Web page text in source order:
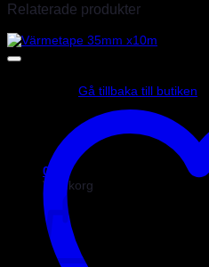
Gå tillbaka till butiken
0
Varukorg
Relaterade produkter